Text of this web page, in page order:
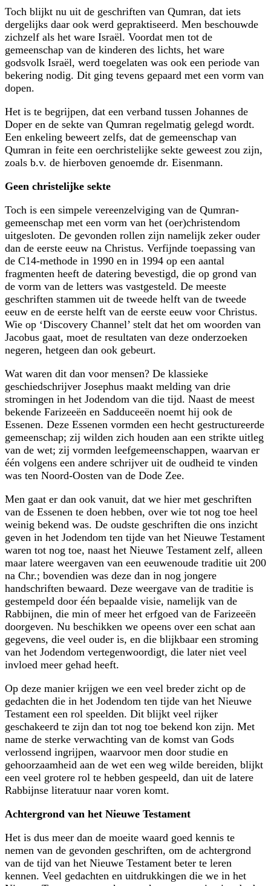
Toch blijkt nu uit de geschriften van Qumran, dat iets
dergelijks daar ook werd gepraktiseerd. Men beschouwde
zichzelf als het ware Israël. Voordat men tot de
gemeenschap van de kinderen des lichts, het ware
godsvolk Israël, werd toegelaten was ook een periode van
bekering nodig. Dit ging tevens gepaard met een vorm van
dopen.
Het is te begrijpen, dat een verband tussen Johannes de
Doper en de sekte van Qumran regelmatig gelegd wordt.
Een enkeling beweert zelfs, dat de gemeenschap van
Qumran in feite een oerchristelijke sekte geweest zou zijn,
zoals b.v. de hierboven genoemde dr. Eisenmann.
Geen christelijke sekte
Toch is een simpele vereenzelviging van de Qumran-
gemeenschap met een vorm van het (oer)christendom
uitgesloten. De gevonden rollen zijn namelijk zeker ouder
dan de eerste eeuw na Christus. Verfijnde toepassing van
de C14-methode in 1990 en in 1994 op een aantal
fragmenten heeft de datering bevestigd, die op grond van
de vorm van de letters was vastgesteld. De meeste
geschriften stammen uit de tweede helft van de tweede
eeuw en de eerste helft van de eerste eeuw voor Christus.
Wie op ‘Discovery Channel’ stelt dat het om woorden van
Jacobus gaat, moet de resultaten van deze onderzoeken
negeren, hetgeen dan ook gebeurt.
Wat waren dit dan voor mensen? De klassieke
geschiedschrijver Josephus maakt melding van drie
stromingen in het Jodendom van die tijd. Naast de meest
bekende Farizeeën en Sadduceeën noemt hij ook de
Essenen. Deze Essenen vormden een hecht gestructureerde
gemeenschap; zij wilden zich houden aan een strikte uitleg
van de wet; zij vormden leefgemeenschappen, waarvan er
één volgens een andere schrijver uit de oudheid te vinden
was ten Noord-Oosten van de Dode Zee.
Men gaat er dan ook vanuit, dat we hier met geschriften
van de Essenen te doen hebben, over wie tot nog toe heel
weinig bekend was. De oudste geschriften die ons inzicht
geven in het Jodendom ten tijde van het Nieuwe Testament
waren tot nog toe, naast het Nieuwe Testament zelf, alleen
maar latere weergaven van een eeuwenoude traditie uit 200
na Chr.; bovendien was deze dan in nog jongere
handschriften bewaard. Deze weergave van de traditie is
gestempeld door één bepaalde visie, namelijk van de
Rabbijnen, die min of meer het erfgoed van de Farizeeën
doorgeven. Nu beschikken we opeens over een schat aan
gegevens, die veel ouder is, en die blijkbaar een stroming
van het Jodendom vertegenwoordigt, die later niet veel
invloed meer gehad heeft.
Op deze manier krijgen we een veel breder zicht op de
gedachten die in het Jodendom ten tijde van het Nieuwe
Testament een rol speelden. Dit blijkt veel rijker
geschakeerd te zijn dan tot nog toe bekend kon zijn. Met
name de sterke verwachting van de komst van Gods
verlossend ingrijpen, waarvoor men door studie en
gehoorzaamheid aan de wet een weg wilde bereiden, blijkt
een veel grotere rol te hebben gespeeld, dan uit de latere
Rabbijnse literatuur naar voren komt.
Achtergrond van het Nieuwe Testament
Het is dus meer dan de moeite waard goed kennis te
nemen van de gevonden geschriften, om de achtergrond
van de tijd van het Nieuwe Testament beter te leren
kennen. Veel gedachten en uitdrukkingen die we in het